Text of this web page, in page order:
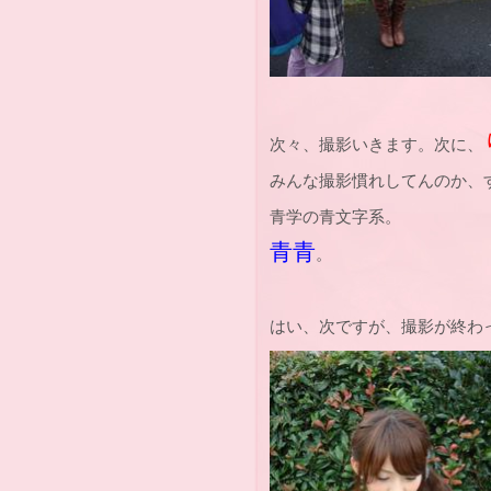
次々、撮影いきます。次に、
みんな撮影慣れしてんのか、
青学の青文字系。
青青。
はい、次ですが、撮影が終わ